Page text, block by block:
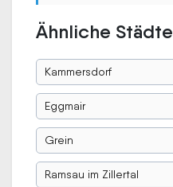
Ähnliche Städte
Kammersdorf
Eggmair
Grein
Ramsau im Zillertal